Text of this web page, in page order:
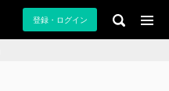
登録・ログイン